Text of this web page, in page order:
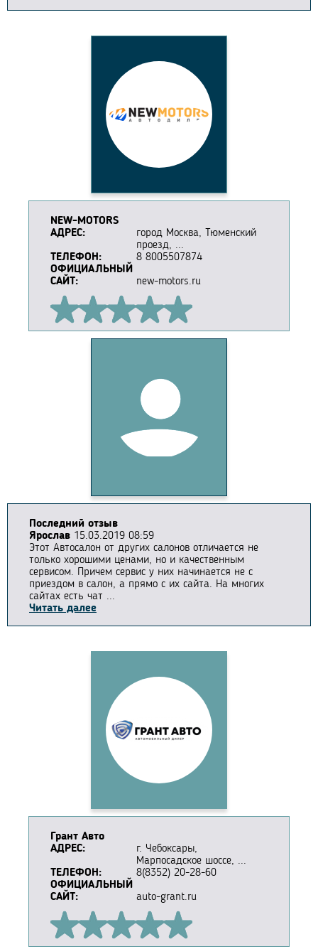
NEW-MOTORS
АДРЕС:
город Москва, Тюменский
проезд, ...
ТЕЛЕФОН:
8 8005507874
ОФИЦИАЛЬНЫЙ
САЙТ:
new-motors.ru
Последний отзыв
Ярослав 15.03.2019 08:59
Этот Автосалон от других салонов отличается не
только хорошими ценами, но и качественным
сервисом. Причем сервис у них начинается не с
приездом в салон, а прямо с их сайта. На многих
сайтах есть чат ...
Читать далее
Грант Авто
АДРЕС:
г. Чебоксары,
Марпосадское шоссе, ...
ТЕЛЕФОН:
8(8352) 20-28-60
ОФИЦИАЛЬНЫЙ
САЙТ:
auto-grant.ru